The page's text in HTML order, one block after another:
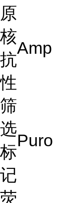
原
核
抗
性
Amp
筛
选
标
记
Puro
荧